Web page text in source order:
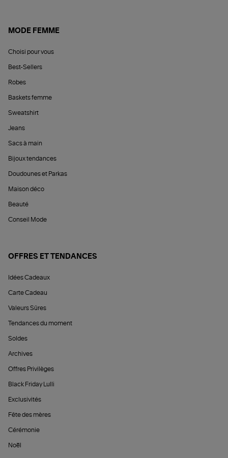
MODE FEMME
Choisi pour vous
Best-Sellers
Robes
Baskets femme
Sweatshirt
Jeans
Sacs à main
Bijoux tendances
Doudounes et Parkas
Maison déco
Beauté
Conseil Mode
OFFRES ET TENDANCES
Idées Cadeaux
Carte Cadeau
Valeurs Sûres
Tendances du moment
Soldes
Archives
Offres Privilèges
Black Friday Lulli
Exclusivités
Fête des mères
Cérémonie
Noël